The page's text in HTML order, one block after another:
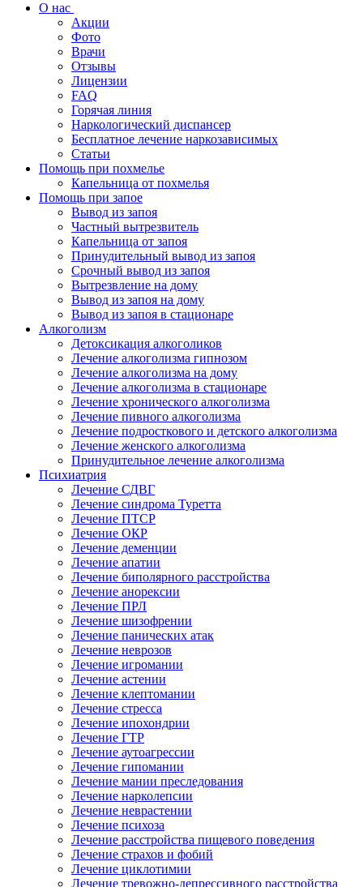
О нас
Акции
Фото
Врачи
Отзывы
Лицензии
FAQ
Горячая линия
Наркологический диспансер
Бесплатное лечение наркозависимых
Статьи
Помощь при похмелье
Капельница от похмелья
Помощь при запое
Вывод из запоя
Частный вытрезвитель
Капельница от запоя
Принудительный вывод из запоя
Срочный вывод из запоя
Вытрезвление на дому
Вывод из запоя на дому
Вывод из запоя в стационаре
Алкоголизм
Детоксикация алкоголиков
Лечение алкоголизма гипнозом
Лечение алкоголизма на дому
Лечение алкоголизма в стационаре
Лечение хронического алкоголизма
Лечение пивного алкоголизма
Лечение подросткового и детского алкоголизма
Лечение женского алкоголизма
Принудительное лечение алкоголизма
Психиатрия
Лечение СДВГ
Лечение синдрома Туретта
Лечение ПТСР
Лечение ОКР
Лечение деменции
Лечение апатии
Лечение биполярного расстройства
Лечение анорексии
Лечение ПРЛ
Лечение шизофрении
Лечение панических атак
Лечение неврозов
Лечение игромании
Лечение астении
Лечение клептомании
Лечение стресса
Лечение ипохондрии
Лечение ГТР
Лечение аутоагрессии
Лечение гипомании
Лечение мании преследования
Лечение нарколепсии
Лечение неврастении
Лечение психоза
Лечение расстройства пищевого поведения
Лечение страхов и фобий
Лечение циклотимии
Лечение тревожно-депрессивного расстройства